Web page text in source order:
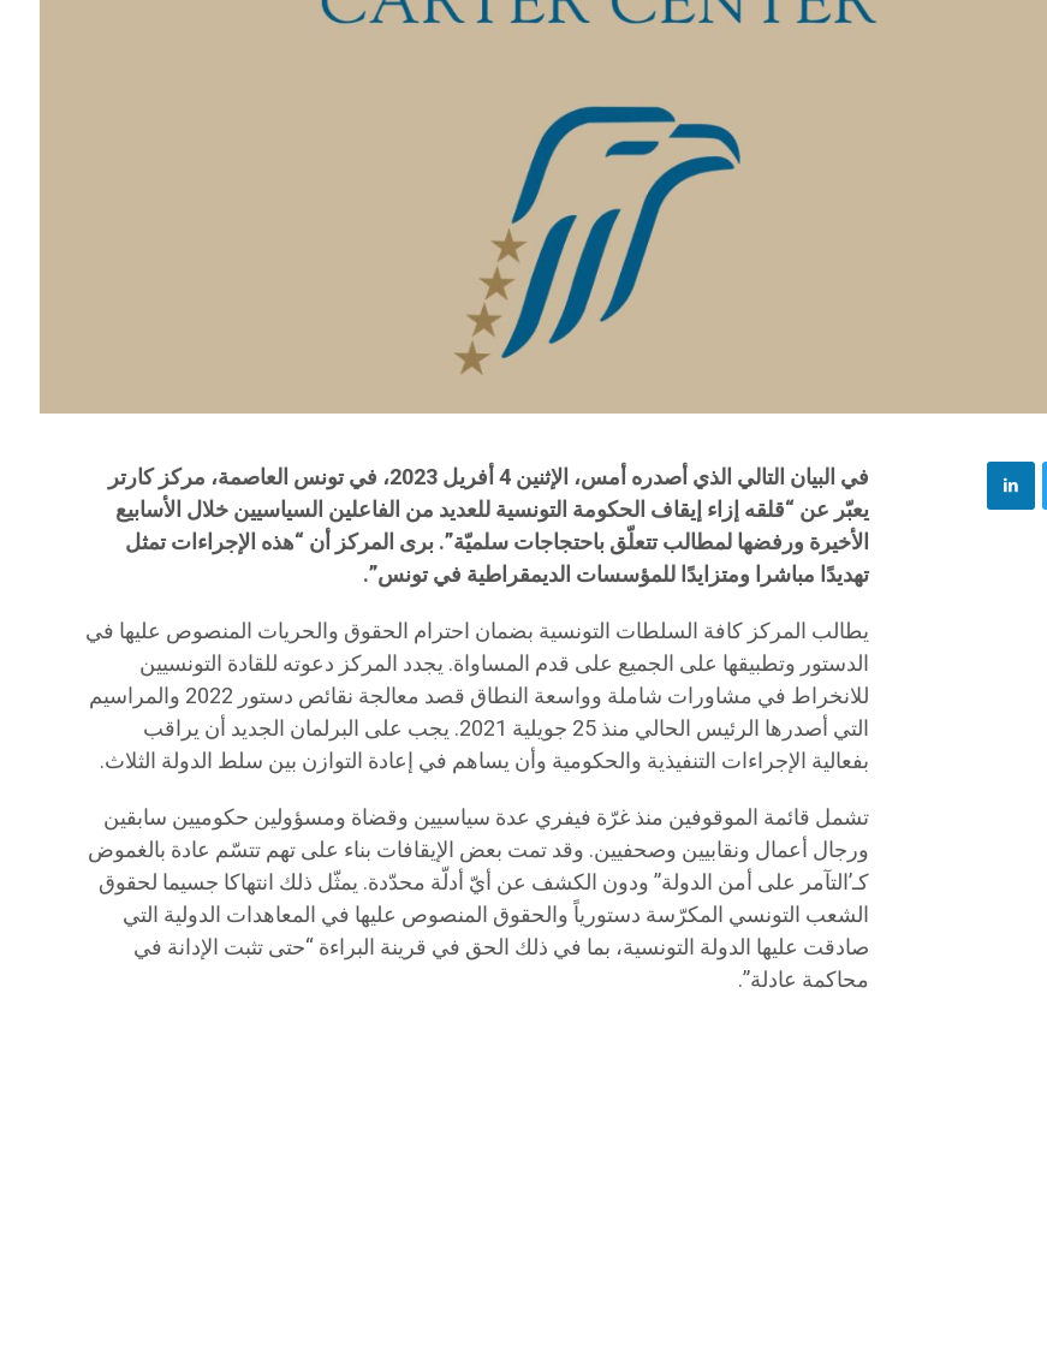
في البيان التالي الذي أصدره أمس، الإثنين 4 أفريل 2023، في تونس العاصمة، مركز كارتر
يعبّر عن “قلقه إزاء إيقاف الحكومة التونسية للعديد من الفاعلين السياسيين خلال الأسابيع
الأخيرة ورفضها لمطالب تتعلّق باحتجاجات سلميّة”. برى المركز أن “هذه الإجراءات تمثل
تهديدًا مباشرا ومتزايدًا للمؤسسات الديمقراطية في تونس”.
يطالب المركز كافة السلطات التونسية بضمان احترام الحقوق والحريات المنصوص عليها في
الدستور وتطبيقها على الجميع على قدم المساواة. يجدد المركز دعوته للقادة التونسيين
للانخراط في مشاورات شاملة وواسعة النطاق قصد معالجة نقائص دستور 2022 والمراسيم
التي أصدرها الرئيس الحالي منذ 25 جويلية 2021. يجب على البرلمان الجديد أن يراقب
بفعالية الإجراءات التنفيذية والحكومية وأن يساهم في إعادة التوازن بين سلط الدولة الثلاث.
تشمل قائمة الموقوفين منذ غرّة فيفري عدة سياسيين وقضاة ومسؤولين حكوميين سابقين
ورجال أعمال ونقابيين وصحفيين. وقد تمت بعض الإيقافات بناء على تهم تتسّم عادة بالغموض
كـ’التآمر على أمن الدولة” ودون الكشف عن أيّ أدلّة محدّدة. يمثّل ذلك انتهاكا جسيما لحقوق
الشعب التونسي المكرّسة دستورياً والحقوق المنصوص عليها في المعاهدات الدولية التي
صادقت عليها الدولة التونسية، بما في ذلك الحق في قرينة البراءة “حتى تثبت الإدانة في
محاكمة عادلة”.